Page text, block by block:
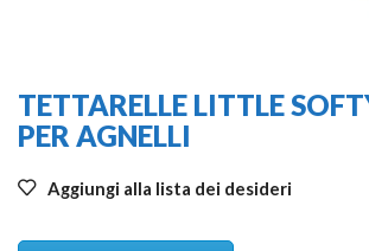
TETTARELLE LITTLE
PER AGNELLI
Aggiungi alla lista dei desideri